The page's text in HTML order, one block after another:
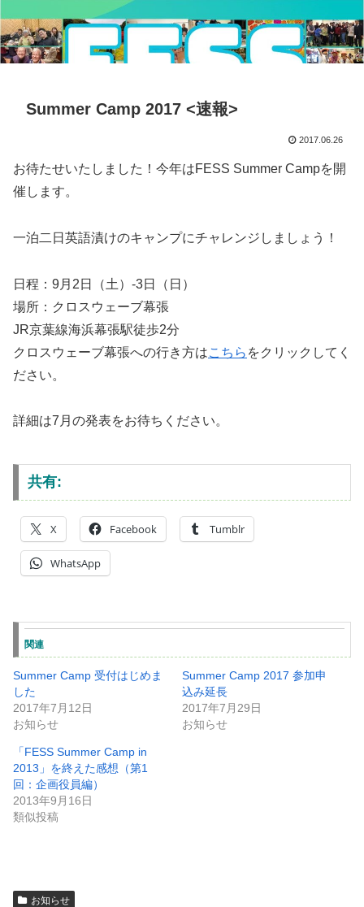
Summer Camp 2017 <速報>
2017.06.26
お待たせいたしました！今年はFESS Summer Campを開
催します。
一泊二日英語漬けのキャンプにチャレンジしましょう！
日程：9月2日（土）-3日（日）
場所：クロスウェーブ幕張
JR京葉線海浜幕張駅徒歩2分
クロスウェーブ幕張への行き方はこちら をクリックしてく
ださい。
詳細は7月の発表をお待ちください。
共有:
X Facebook Tumblr
WhatsApp
関連
Summer Camp 受付はじめま
した
2017年7月12日
お知らせ
Summer Camp 2017 参加申
込み延長
2017年7月29日
お知らせ
「FESS Summer Camp in
2013」を終えた感想（第1
回：企画役員編）
2013年9月16日
類似投稿
お知らせ